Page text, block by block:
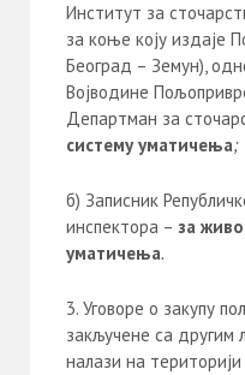
Институт за
за коње коју издаје
Београд – Земун),
Војводине
Департман за
систему уматичења;
б) Записник
инспектора – за
уматичења.
Уговоре о закупу
закључене са другим
налази на